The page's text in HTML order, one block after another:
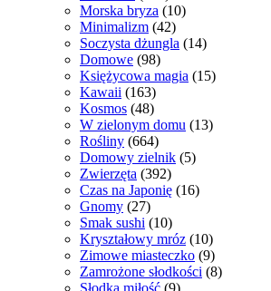
Morska bryza (10)
Minimalizm (42)
Soczysta dżungla (14)
Domowe (98)
Księżycowa magia (15)
Kawaii (163)
Kosmos (48)
W zielonym domu (13)
Rośliny (664)
Domowy zielnik (5)
Zwierzęta (392)
Czas na Japonię (16)
Gnomy (27)
Smak sushi (10)
Kryształowy mróz (10)
Zimowe miasteczko (9)
Zamrożone słodkości (8)
Słodka miłość (9)